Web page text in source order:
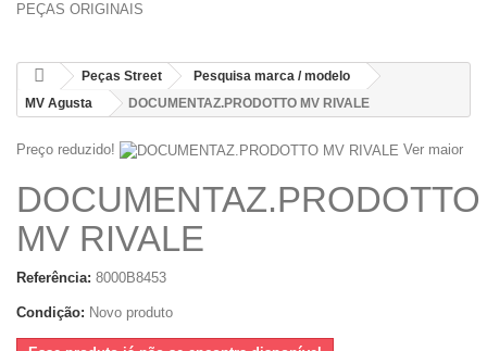
PEÇAS ORIGINAIS
Peças Street
Pesquisa marca / modelo
MV Agusta
DOCUMENTAZ.PRODOTTO MV RIVALE
Preço reduzido! Ver maior
DOCUMENTAZ.PRODOTTO
MV RIVALE
Referência: 8000B8453
Condição: Novo produto